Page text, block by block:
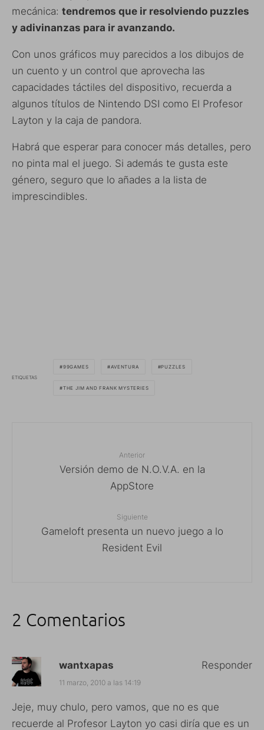
mecánica: tendremos que ir resolviendo puzzles
y adivinanzas para ir avanzando.
Con unos gráficos muy parecidos a los dibujos de
un cuento y un control que aprovecha las
capacidades táctiles del dispositivo, recuerda a
algunos títulos de Nintendo DSI como El Profesor
Layton y la caja de pandora.
Habrá que esperar para conocer más detalles, pero
no pinta mal el juego. Si además te gusta este
género, seguro que lo añades a la lista de
imprescindibles.
ETIQUETAS
99GAMES AVENTURA PUZZLES
THE JIM AND FRANK MYSTERIES
Anterior
Versión demo de N.O.V.A. en la
AppStore
Siguiente
Gameloft presenta un nuevo juego a lo
Resident Evil
2 Comentarios
wantxapas
11 marzo, 2010 a las 14:19
Jeje, muy chulo, pero vamos, que no es que
recuerde al Profesor Layton yo casi diría que es un
Responder